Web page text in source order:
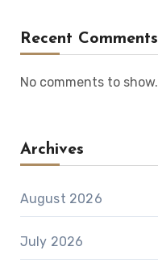
Recent Comments
No comments to show.
Archives
August 2026
July 2026